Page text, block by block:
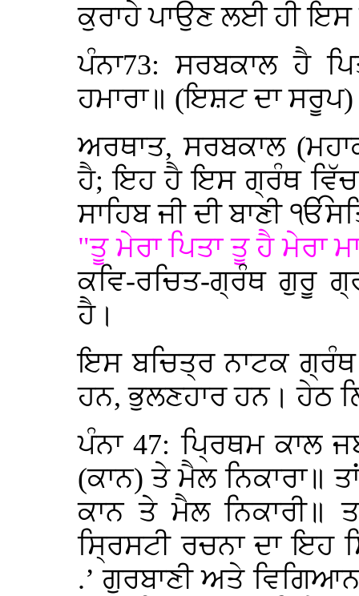
ਕੁਰਾਹੇ ਪਾਉਣ ਲਈ ਹੀ ਇਸ
ਪੰਨਾ73: ਸਰਬਕਾਲ ਹੈ
ਹਮਾਰਾ॥ (ਇਸ਼ਟ ਦਾ ਸਰੂਪ)
ਅਰਥਾਤ, ਸਰਬਕਾਲ
ਹੈ; ਇਹ ਹੈ ਇਸ ਗ੍ਰੰਥ
ਸਾਹਿਬ ਜੀ ਦੀ ਬਾਣੀ
"ਤੂ ਮੇਰਾ ਪਿਤਾ ਤੂ ਹੈ ਮੇਰਾ
ਕਵਿ-ਰਚਿਤ-ਗ੍ਰੰਥ ਗੁਰੂ
ਹੈ।
ਇਸ ਬਚਿਤ੍ਰ ਨਾਟਕ
ਹਨ, ਭੁਲਣਹਾਰ ਹਨ। ਹੇਠ
ਪੰਨਾ 47: ਪ੍ਰਿਥਮ ਕਾਲ
(ਕਾਨ) ਤੇ ਮੈਲ ਨਿਕਾਰਾ॥
ਕਾਨ ਤੇ ਮੈਲ ਨਿਕਾਰੀ॥
ਸ੍ਰਿਸਟੀ ਰਚਨਾ ਦਾ ਇਹ
.’ ਗੁਰਬਾਣੀ ਅਤੇ